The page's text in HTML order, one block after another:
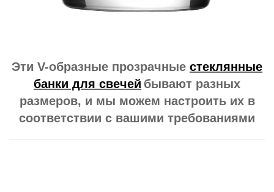
Эти V-образные прозрачные стеклянные
банки для свечей бывают разных
размеров, и мы можем настроить их в
соответствии с вашими требованиями